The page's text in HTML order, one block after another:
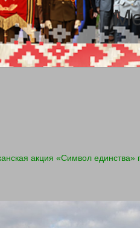
SKIP
акция «Символ